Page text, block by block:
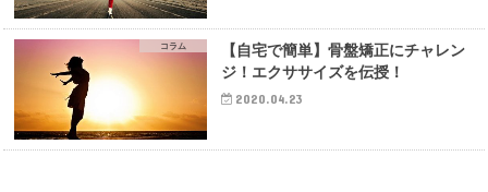
コラム
【自宅で簡単】骨盤矯正にチャレン
ジ！エクササイズを伝授！
2020.04.23